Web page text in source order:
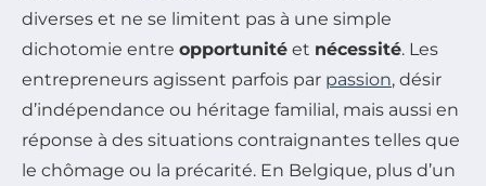
diverses et ne se limitent pas à une simple
dichotomie entre opportunité et nécessité. Les
entrepreneurs agissent parfois par passion, désir
d’indépendance ou héritage familial, mais aussi en
réponse à des situations contraignantes telles que
le chômage ou la précarité. En Belgique, plus d’un